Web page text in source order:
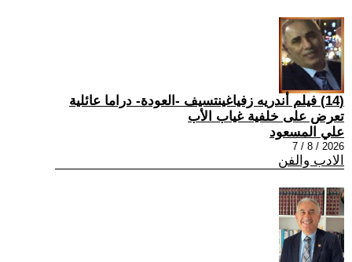
(14) فيلم أندريه زفياغينتسيف -العودة- دراما عائلية
تعرض على خلفية غياب الأب
علي المسعود
2026 / 8 / 7
الادب والفن